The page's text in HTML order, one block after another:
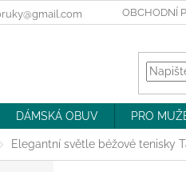
OBCHODNÍ
DÁMSKÁ OBUV PRO
Elegantní světle béžové tenisky